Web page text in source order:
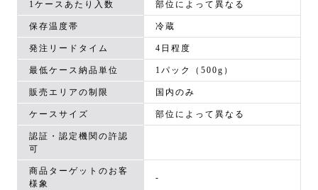
1ケースあたり入数 部位によって異なる
保存温度帯 冷蔵
発注リードタイム 4日程度
最低ケース納品単位 1パック（500g）
販売エリアの制限 国内のみ
ケースサイズ 部位によって異なる
認証・認定機関の許認
可
商品ターゲットのお客
様象
-